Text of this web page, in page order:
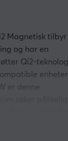
Magnetisk tilbyr
og har en
Qi2-
enheter.
er denne